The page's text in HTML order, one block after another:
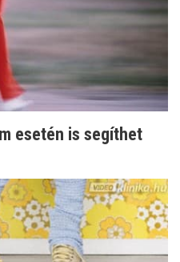
esetén is segíthet